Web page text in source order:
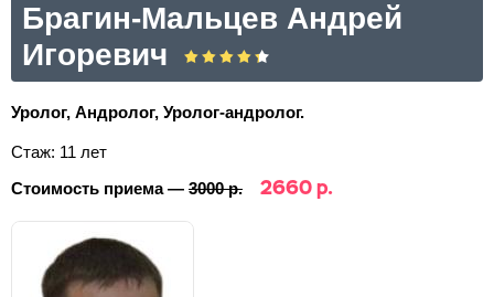
Брагин-Мальцев Андрей
Игоревич
Уролог, Андролог, Уролог-андролог.
Стаж: 11 лет
Стоимость приема — 3000 р. 2660 р.